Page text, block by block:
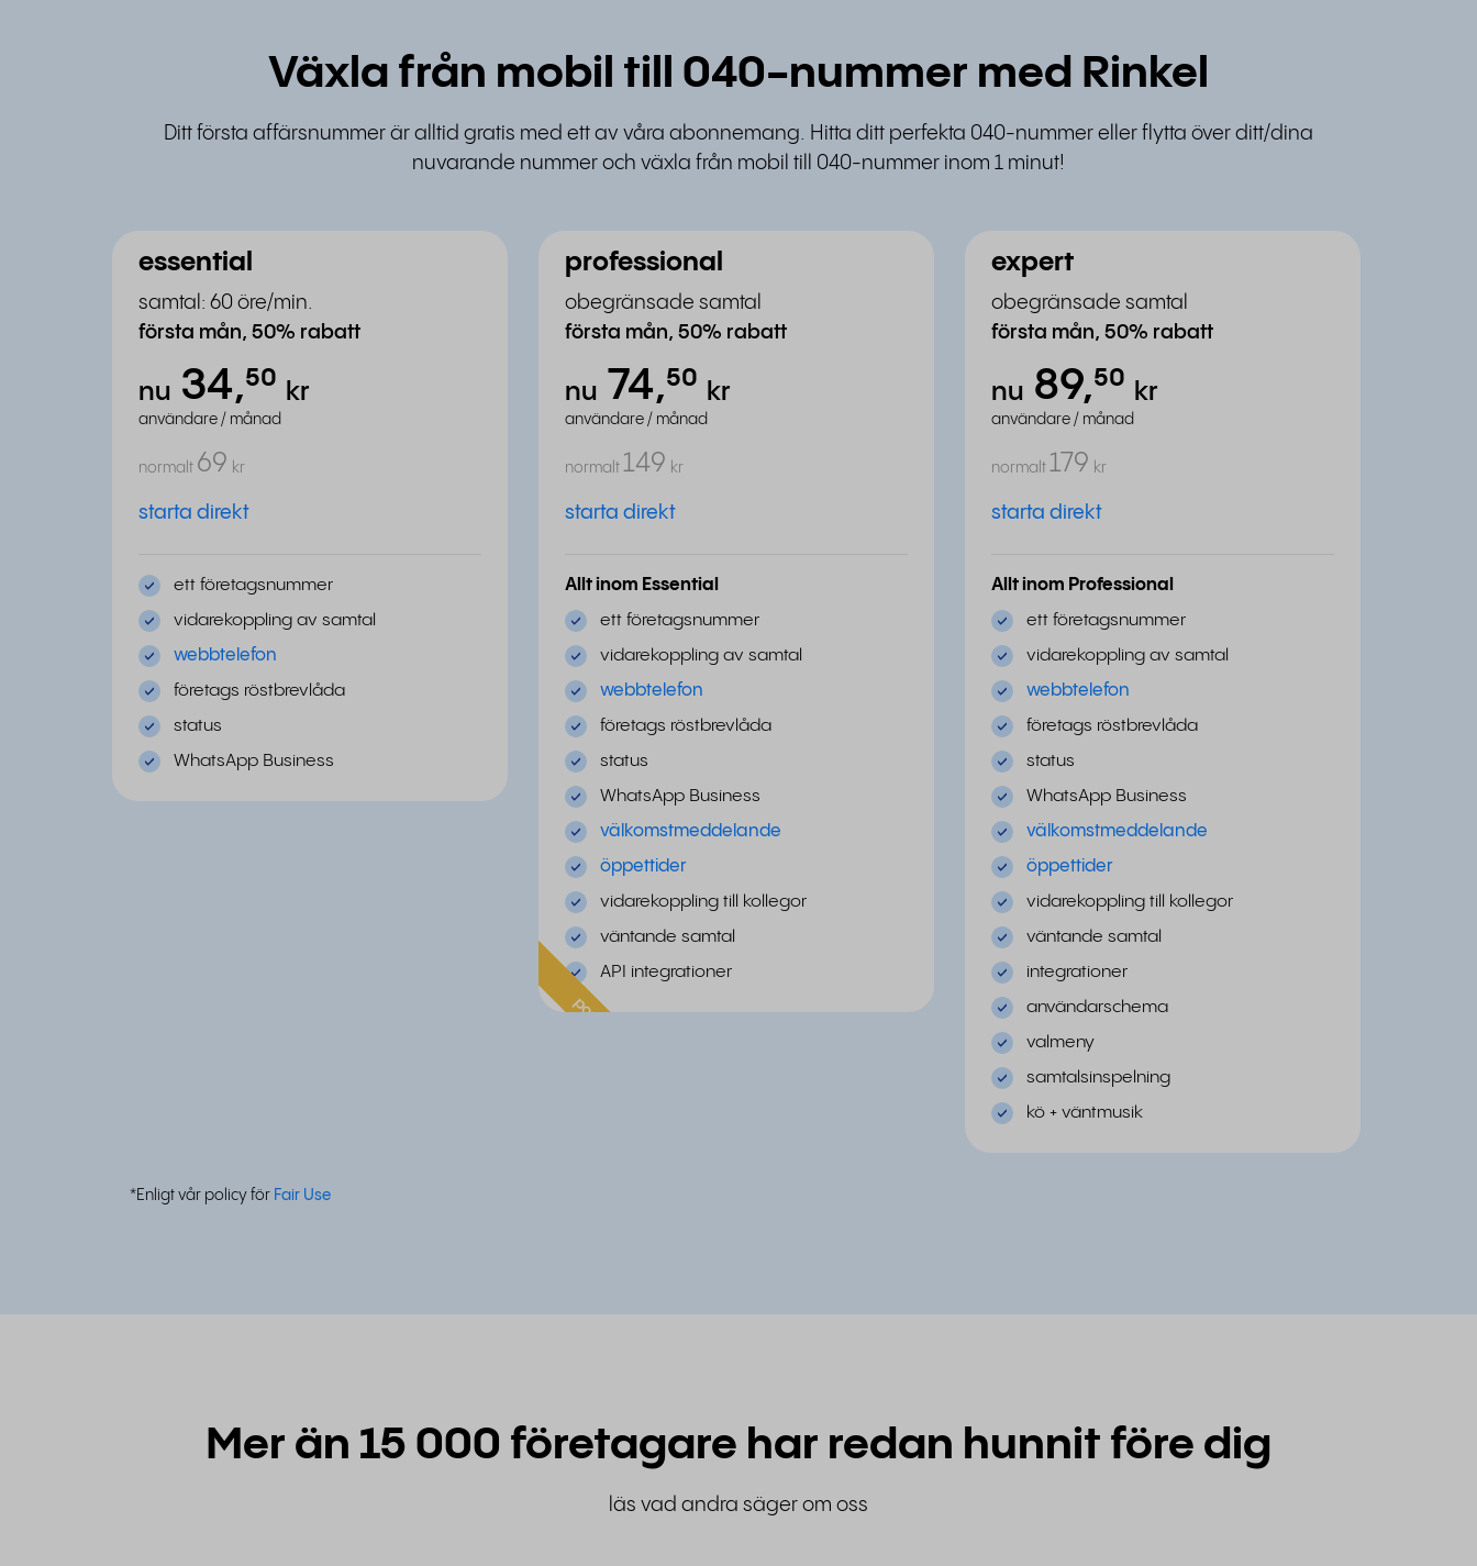
Växla från mobil till 040-nummer med Rinkel
Ditt första affärsnummer är alltid gratis med ett av våra abonnemang. Hitta ditt perfekta 040-nummer eller flytta över ditt/dina
nuvarande nummer och växla från mobil till 040-nummer inom 1 minut!
essential
samtal: 60 öre/min.
första mån, 50% rabatt
nu kr
34,⁵⁰
användare / månad
normalt kr
69
starta direkt
ett företagsnummer
vidarekoppling av samtal
webbtelefon
företags röstbrevlåda
status
WhatsApp Business
professional
obegränsade samtal
första mån, 50% rabatt
nu kr
74,⁵⁰
användare / månad
normalt kr
149
starta direkt
Allt inom Essential
ett företagsnummer
vidarekoppling av samtal
webbtelefon
företags röstbrevlåda
status
WhatsApp Business
välkomstmeddelande
öppettider
vidarekoppling till kollegor
väntande samtal
API integrationer
populär
expert
obegränsade samtal
första mån, 50% rabatt
nu kr
89,⁵⁰
användare / månad
normalt kr
179
starta direkt
Allt inom Professional
ett företagsnummer
vidarekoppling av samtal
webbtelefon
företags röstbrevlåda
status
WhatsApp Business
välkomstmeddelande
öppettider
vidarekoppling till kollegor
väntande samtal
integrationer
användarschema
valmeny
samtalsinspelning
kö + väntmusik
*Enligt vår policy för Fair Use
Mer än 15 000 företagare har redan hunnit före dig
läs vad andra säger om oss